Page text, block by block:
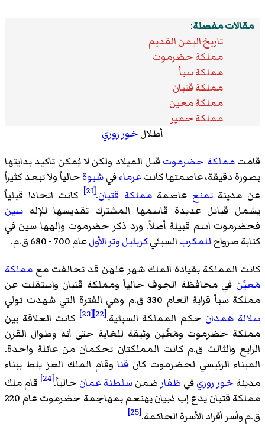
مقالات مفصلة:
تاريخ اليمن القديم
مملكة حضرموت
مملكة سبأ
مملكة قتبان
مملكة معين
مملكة حمير
أطلالخور روري
قامتمملكة حضرموت قبل الميلاد ولكن لا يُمكن تأكيد بدايتها
بصورة دقيقة، عاصمتها كانتعرماءفيشبوةحالياً ولا تبعد كثيراً
عن مدينةتمنع عاصمةمملكة قتبان.
[21]
كانت اتحادا قبلياً
يشمل قبائل عديدة قاسمها المشترك تقديسها للإله سين
فحضرموت اسم قبيلة أصلاً. ورد ذكر حضرموت وإلهها سين في
كتابة صرواحللمكربالسبئيكربئيل وتر الأولعام 700 - 680 ق.م.
كانت المملكة بقيادة الملك شهر علهن قد تحالفت مع مملكة
مَعيَّن في محافظة الجوف حالياً ومملكة قتبان واستقلت عن
مملكة سبأ قرابة العام 330 ق.م وهي الفترة التي شهدت تولي
سلالة همدان حكم المملكة السبئية.[22]
[23]
كانت العلاقة بين
مملكة حضرموت ومَعَّين وثيقة للغاية حتى أنه وطوال القرن
الرابع والثالث ق.م كانت المملكتان تحكمان من عائلة واحدة.
الميناء الرئيسي لحضرموت كان قناوقام الملك العز يلط ببناء
مدينة خور روريفي ظفار ضمنسلطنة عمان حالياً.[24]
قام ملك
مملكة قتبانيدع إب ذبيان يهنعم
بمهاجمة حضرموت عام 220
ق.م وأسر أفراد الأسرة الحاكمة.[25]